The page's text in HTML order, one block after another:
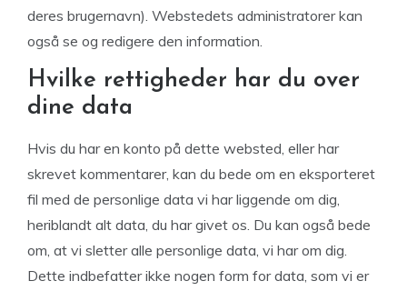
deres brugernavn). Webstedets administratorer kan
også se og redigere den information.
Hvilke rettigheder har du over
dine data
Hvis du har en konto på dette websted, eller har
skrevet kommentarer, kan du bede om en eksporteret
fil med de personlige data vi har liggende om dig,
heriblandt alt data, du har givet os. Du kan også bede
om, at vi sletter alle personlige data, vi har om dig.
Dette indbefatter ikke nogen form for data, som vi er